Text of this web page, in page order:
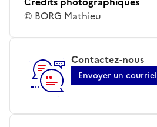
© BORG Mathieu
Contactez-nous
Envoyer un courriel